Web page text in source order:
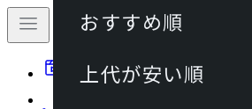
動画マニュアル
おすすめ順
上代が安い順